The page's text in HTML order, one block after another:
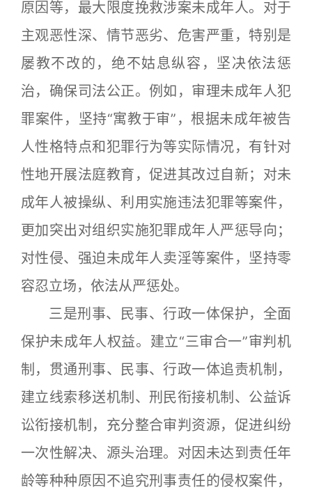
原因等，最大限度挽救涉案未成年人。对于
主观恶性深、情节恶劣、危害严重，特别是
屡教不改的，绝不姑息纵容，坚决依法惩
治，确保司法公正。例如，审理未成年人犯
罪案件，坚持“寓教于审”，根据未成年被告
人性格特点和犯罪行为等实际情况，有针对
性地开展法庭教育，促进其改过自新；对未
成年人被操纵、利用实施违法犯罪等案件，
更加突出对组织实施犯罪成年人严惩导向；
对性侵、强迫未成年人卖淫等案件，坚持零
容忍立场，依法从严惩处。
三是刑事、民事、行政一体保护，全面
保护未成年人权益。建立“三审合一”审判机
制，贯通刑事、民事、行政一体追责机制，
建立线索移送机制、刑民衔接机制、公益诉
讼衔接机制，充分整合审判资源，促进纠纷
一次性解决、源头治理。对因未达到责任年
龄等种种原因不追究刑事责任的侵权案件，